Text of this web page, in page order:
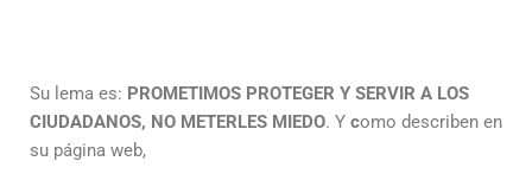
Su lema es: PROMETIMOS PROTEGER Y SERVIR A LOS
CIUDADANOS, NO METERLES MIEDO. Y como describen en
su página web,